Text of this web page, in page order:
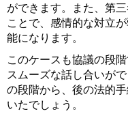
ができます。また、第
ことで、感情的な対立
能になります。
このケースも協議の段
スムーズな話し合いが
の段階から、後の法的
いたでしょう。